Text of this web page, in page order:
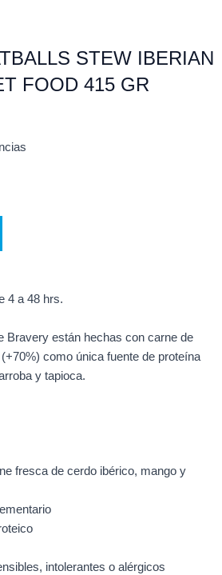
STEW IBERIAN
FOOD 415 GR
4 a 48 hrs.
Bravery están hechas con carne de
como única fuente de proteína
y tapioca.
fresca de cerdo ibérico, mango y
intolerantes o alérgicos